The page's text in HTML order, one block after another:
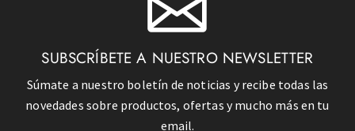
SUBSCRÍBETE A NUESTRO NEWSLETTER
Súmate a nuestro boletín de noticias y recibe todas las
novedades sobre productos, ofertas y mucho más en tu
email.